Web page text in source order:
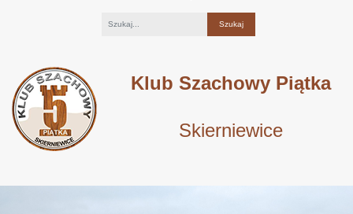
Klub Szachowy Piątka
Skierniewice